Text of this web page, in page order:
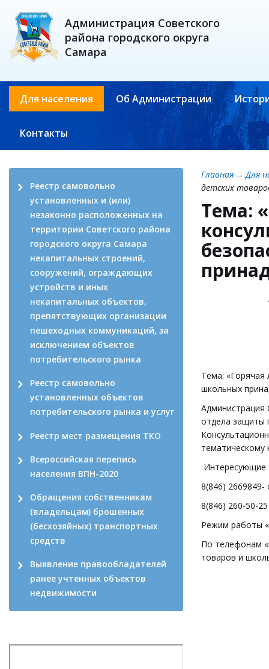
Администрация Советского
района городского округа
Самара
Для населения Об Администрации
Контакты
Реестр самовольно
установленных и (или)
незаконно расположенных на
территории Советского района
городского округа Самара
некапитальных строений,
сооружений, ограждающих
устройств и иных
некапитальных объектов,
препятствующих организации
пешеходных коммуникаций, за
исключением объектов
потребительского рынка
Реестр самовольно
установленных объектов
потребительского рынка и услуг
Реестр мест размещения ТКО
Всероссийская перепись
населения ВПН-2020
Обращения собственникам
(владельцам) брошенных
(бесхозяйных) транспортных
средств
Выявление правообладателей
ранее учтенных объектов
недвижимости
Главная → Для
детских
Тема:
Тема: «Горячая
школьных
Администрация
отдела защиты
тематическому
Интересующие
8(846) 2669849-
8(846) 260-50-
Режим работы
По телефонам
товаров и